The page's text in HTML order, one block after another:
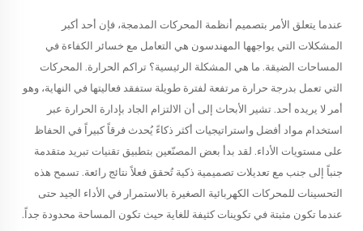
عندما يتعلق الأمر بتصميم أنظمة المحركات المدمجة، فإن أحد أكبر
المشكلات التي يواجهها المهندسون هي التعامل مع خسائر الكفاءة في
المساحات الضيقة. ما هي المشكلة الرئيسية؟ تراكم الحرارة. المحركات
التي تعمل بدرجة حرارة مرتفعة لفترة طويلة ستفقد فعاليتها في النهاية، وهو
أمر لا يريده أحد. تشير الأبحاث إلى أن الالتزام الجاد بإدارة الحرارة عبر
استخدام مواد أفضل واستراتيجيات أكثر ذكاءً يُحدث فرقاً كبيراً في الحفاظ
على مستويات الأداء. لقد بدأ بعض المصنّعين بتطبيق تقنيات تبريد متقدمة
جنباً إلى جنب مع تعديلات تصميمية ذكية تُحقق فعلاً نتائج رائعة. تسمح هذه
التحسينات للمحركات الكهربائية الصغيرة بالاستمرار في الأداء الجيد حتى
عندما تكون مثبتة في تكوينات كثيفة للغاية حيث تكون المساحة محدودة جداً.